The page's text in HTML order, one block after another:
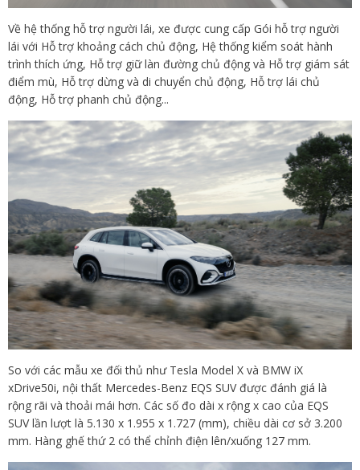
Về hệ thống hỗ trợ người lái, xe được cung cấp Gói hỗ trợ người
lái với Hỗ trợ khoảng cách chủ động, Hệ thống kiểm soát hành
trình thích ứng, Hỗ trợ giữ làn đường chủ động và Hỗ trợ giám sát
điểm mù, Hỗ trợ dừng và di chuyển chủ động, Hỗ trợ lái chủ
động, Hỗ trợ phanh chủ động...
So với các mẫu xe đối thủ như Tesla Model X và BMW iX
xDrive50i, nội thất Mercedes-Benz EQS SUV được đánh giá là
rộng rãi và thoải mái hơn. Các số đo dài x rộng x cao của EQS
SUV lần lượt là 5.130 x 1.955 x 1.727 (mm), chiều dài cơ sở 3.200
mm. Hàng ghế thứ 2 có thể chỉnh điện lên/xuống 127 mm.